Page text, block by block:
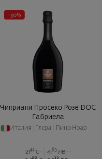
- 30%
Чиприани Просеко Розе DOC
Габриела
Италия Глера Пино Ноар
2142 € 4189 лв.
99 33